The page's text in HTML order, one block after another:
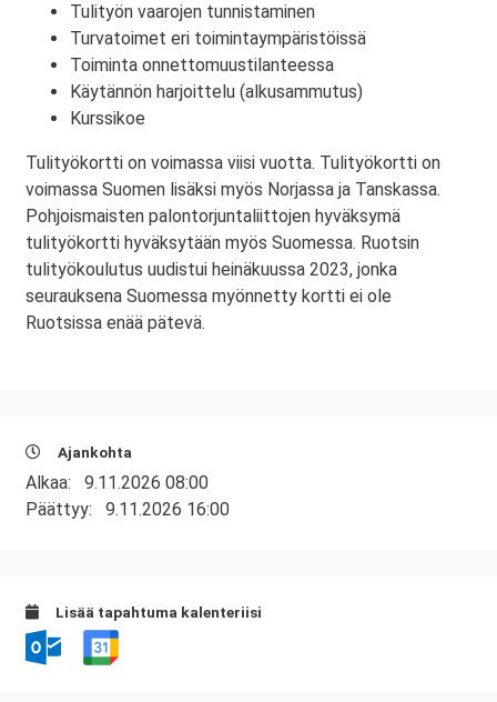
Tulityön vaarojen tunnistaminen
Turvatoimet eri toimintaympäristöissä
Toiminta onnettomuustilanteessa
Käytännön harjoittelu (alkusammutus)
Kurssikoe
Tulityökortti on voimassa viisi vuotta. Tulityökortti on
voimassa Suomen lisäksi myös Norjassa ja Tanskassa.
Pohjoismaisten palontorjuntaliittojen hyväksymä
tulityökortti hyväksytään myös Suomessa. Ruotsin
tulityökoulutus uudistui heinäkuussa 2023, jonka
seurauksena Suomessa myönnetty kortti ei ole
Ruotsissa enää pätevä.
Ajankohta
Alkaa: 9.11.2026 08:00
Päättyy: 9.11.2026 16:00
Lisää tapahtuma kalenteriisi